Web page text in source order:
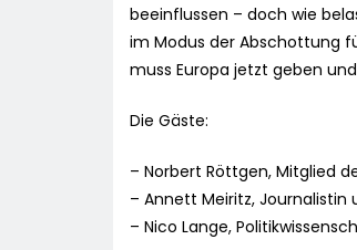
beeinflussen – doch wie
im Modus der Abschottung
muss Europa jetzt geben
Die Gäste:
– Norbert Röttgen, Mitglied
– Annett Meiritz, Journalistin
– Nico Lange,